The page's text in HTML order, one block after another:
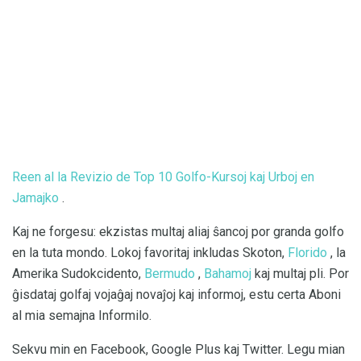
Reen al la Revizio de Top 10 Golfo-Kursoj kaj Urboj en
Jamajko .
Kaj ne forgesu: ekzistas multaj aliaj ŝancoj por granda golfo
en la tuta mondo. Lokoj favoritaj inkludas Skoton, Florido , la
Amerika Sudokcidento, Bermudo , Bahamoj kaj multaj pli. Por
ĝisdataj golfaj vojaĝaj novaĵoj kaj informoj, estu certa Aboni
al mia semajna Informilo.
Sekvu min en Facebook, Google Plus kaj Twitter. Legu mian